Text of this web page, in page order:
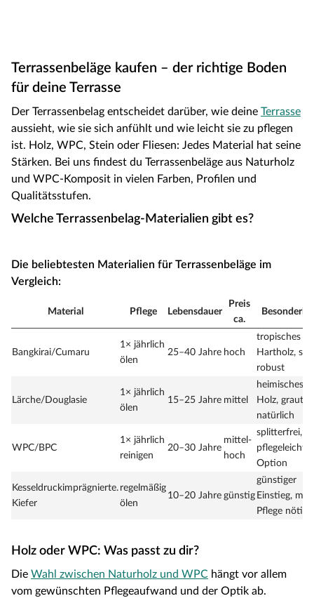
Terrassenbeläge kaufen – der richtige Boden
für deine Terrasse
Der Terrassenbelag entscheidet darüber, wie deine Terrasse
aussieht, wie sie sich anfühlt und wie leicht sie zu pflegen
ist. Holz, WPC, Stein oder Fliesen: Jedes Material hat seine
Stärken. Bei uns findest du Terrassenbeläge aus Naturholz
und WPC-Komposit in vielen Farben, Profilen und
Qualitätsstufen.
Welche Terrassenbelag-Materialien gibt es?
Die beliebtesten Materialien für Terrassenbeläge im
Vergleich:
Material Pflege Lebensdauer
Preis
ca.
Bangkirai/Cumaru
1× jährlich
ölen
25–40 Jahre hoch
tropisches
Hartholz,
robust
Lärche/Douglasie
1× jährlich
ölen
15–25 Jahre mittel
heimisches
Holz, graut
natürlich
WPC/BPC
1× jährlich
reinigen
20–30 Jahre
mittel-
hoch
splitterfrei,
Option
Kesseldruckimprägnierte.
Kiefer
regelmäßig
ölen
10–20 Jahre günstig
günstiger
Einstieg,
Pflege nötig
Holz oder WPC: Was passt zu dir?
Die Wahl zwischen Naturholz und WPC hängt vor allem
vom gewünschten Pflegeaufwand und der Optik ab.